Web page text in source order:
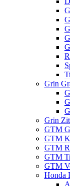
Grin
Grin
GTM
GTM
GTM
GTM
GTM
Honda